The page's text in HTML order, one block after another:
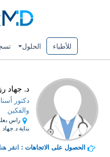
للأطباء الحلول
د. جهاد
دكتور
والفكين
راس
بناية
الحصول على الاتجاهات : انقر هنا